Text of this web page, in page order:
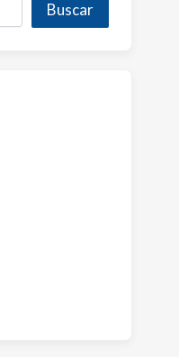
Buscar